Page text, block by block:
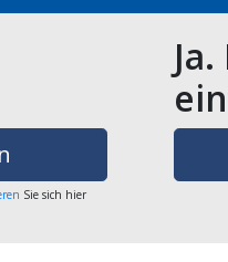
Sie sich hier